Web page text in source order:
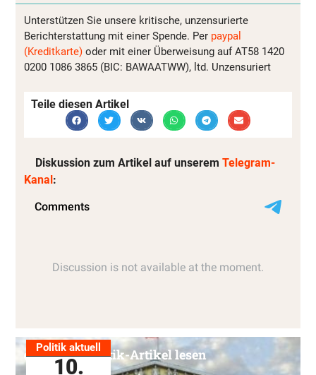
Unterstützen Sie unsere kritische, unzensurierte
Berichterstattung mit einer Spende. Per paypal
(Kreditkarte) oder mit einer Überweisung auf AT58 1420
0200 1086 3865 (BIC: BAWAATWW), ltd. Unzensuriert
Teile diesen Artikel
Diskussion zum Artikel auf unserem Telegram-
Kanal:
Politik aktuell
10.
Alle Politik-Artikel lesen